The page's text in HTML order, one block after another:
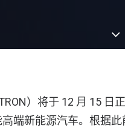
）将于 12 月 15 日
端新能源汽车。根据